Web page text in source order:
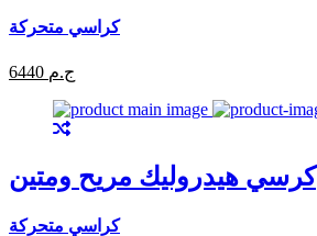
كراسي متحركة
6440 ج.م
كرسي هيدروليك مريح ومتين
كراسي متحركة